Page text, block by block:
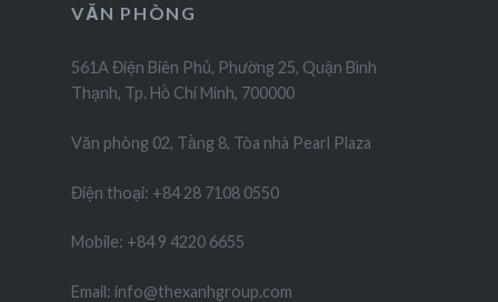
VĂN PHÒNG
561A Điện Biên Phủ, Phường 25, Quận Bình
Thạnh, Tp. Hồ Chí Minh, 700000
Văn phòng 02, Tầng 8, Tòa nhà Pearl Plaza
Điện thoại: +84 28 7108 0550
Mobile: +84 9 4220 6655
Email: info@thexanhgroup.com